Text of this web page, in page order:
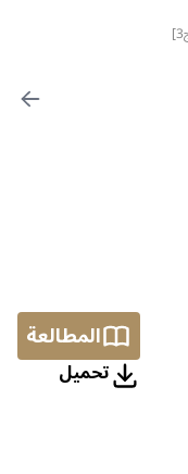
المطالعة
تحمیل